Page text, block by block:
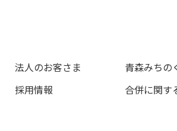
法人のお客さま
青森みちの
採用情報 合併に関す